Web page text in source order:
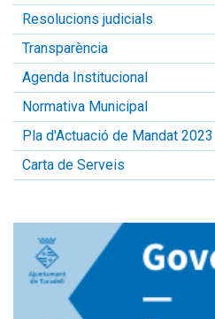
Resolucions judicials
Transparència
Agenda Institucional
Normativa Municipal
Pla d'Actuació de Mandat
Carta de Serveis